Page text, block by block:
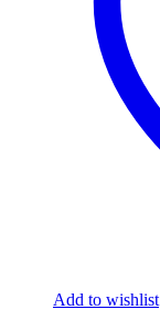
Add to wishlist